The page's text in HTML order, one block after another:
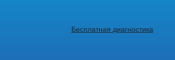
Бесплатная диагностика